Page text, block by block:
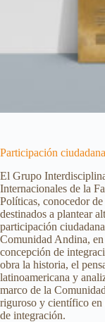
Participación
El Grupo
Internacionales de la
Políticas, conocedor
destinados a plantear
participación
Comunidad Andina,
concepción de
obra la historia, el
latinoamericana y
marco de la
riguroso y científico en
de integración.